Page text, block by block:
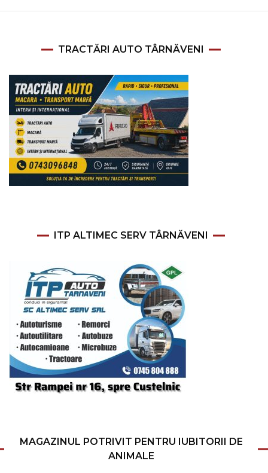
TRACTĂRI AUTO TÂRNĂVENI
ITP ALTIMEC SERV TÂRNĂVENI
MAGAZINUL POTRIVIT PENTRU IUBITORII DE
ANIMALE